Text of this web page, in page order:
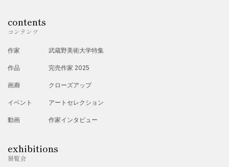
contents
コンテンツ
作家
作品
画廊
イベント
動画
武蔵野美術大学特集
完売作家 2025
クローズアップ
アートセレクション
作家インタビュー
exhibitions
展覧会